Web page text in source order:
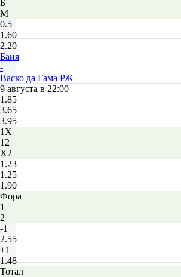
Б
М
0.5
1.60
2.20
Баия
-
Васко да Гама РЖ
9 августа в 22:00
1.85
3.65
3.95
1X
12
X2
1.23
1.25
1.90
Фора
1
2
-1
2.55
+1
1.48
Тотал